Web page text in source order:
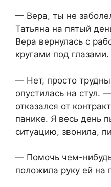
— Вера, ты не
Татьяна на пятый
Вера вернулась с
кругами под глазами.
— Нет, просто
опустилась на стул.
отказался от
панике. Я весь день
ситуацию, звонила,
— Помочь чем-
положила руку ей на